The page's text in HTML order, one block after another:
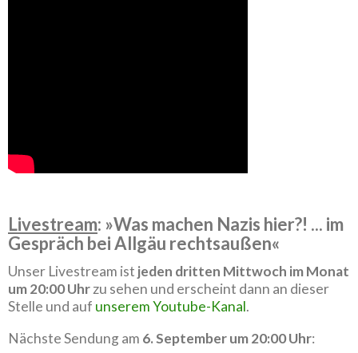
Livestream: »Was machen Nazis hier?! ... im
Gespräch bei Allgäu rechtsaußen«
Unser Livestream ist jeden dritten Mittwoch im Monat
um 20:00 Uhrzu sehen und erscheint dann an dieser
Stelle und auf unserem Youtube-Kanal.
Nächste Sendung am 6. September um 20:00 Uhr: